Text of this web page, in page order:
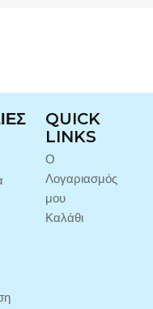
QUICK
LINKS
Ο
Λογαριασμός
μου
Καλάθι